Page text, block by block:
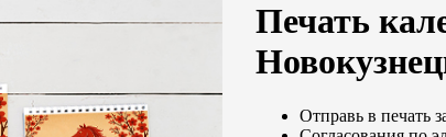
Печать
Отправь в печать